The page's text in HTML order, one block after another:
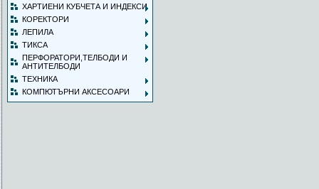
ХАРТИЕНИ КУБЧЕТА И ИНДЕКСИ
КОРЕКТОРИ
ЛЕПИЛА
ТИКСА
ПЕРФОРАТОРИ,ТЕЛБОДИ И
АНТИТЕЛБОДИ
ТЕХНИКА
КОМПЮТЪРНИ АКСЕСОАРИ